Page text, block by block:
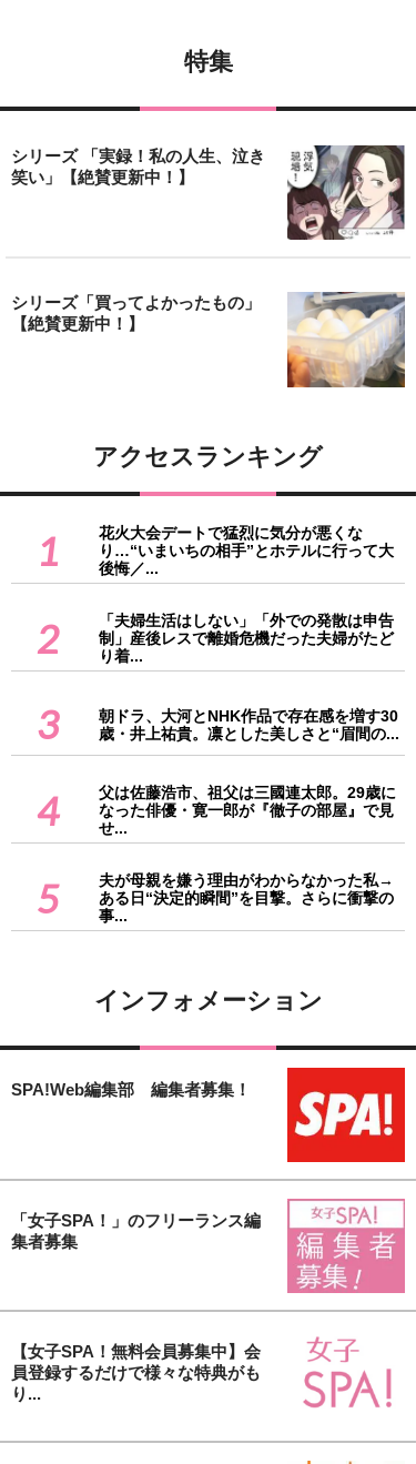
特集
シリーズ 「実録！私の人生、泣き
笑い」【絶賛更新中！】
シリーズ「買ってよかったもの」
【絶賛更新中！】
アクセスランキング
1
花火大会デートで猛烈に気分が悪くな
り…“いまいちの相手”とホテルに行って大
後悔／...
2
「夫婦生活はしない」「外での発散は申告
制」産後レスで離婚危機だった夫婦がたど
り着...
3
朝ドラ、大河とNHK作品で存在感を増す30
歳・井上祐貴。凛とした美しさと“眉間の...
4
父は佐藤浩市、祖父は三國連太郎。29歳に
なった俳優・寛一郎が『徹子の部屋』で見
せ...
5
夫が母親を嫌う理由がわからなかった私→
ある日“決定的瞬間”を目撃。さらに衝撃の
事...
インフォメーション
SPA!Web編集部 編集者募集！
「女子SPA！」のフリーランス編
集者募集
【女子SPA！無料会員募集中】会
員登録するだけで様々な特典がも
り...